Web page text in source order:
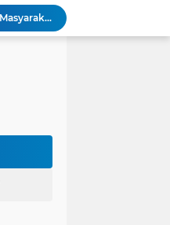
DPRD dan Gubernur Jawa Barat Menyepakati Rancangan KUA-PPAS APBD Tahun Anggaran 2027
Pemkot Siapkan 100 Armada Pengangkut Sampah Bila TPPAS Legok Nangka Beroperasi
KDM Fokus Rampungkan Pemenuhan Layanan Dasar dan Konektivitas Wilayah pada 2027